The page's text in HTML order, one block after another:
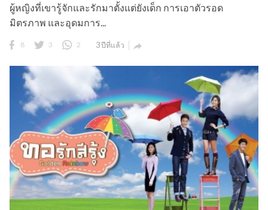
ซีรี่ย์เกาหลี ทอรักสีรุ้ง Golden Rainbow พากย์ไทย
EP.1-41 จบ
เรื่องย่อ : ทอรักสีรุ้ง Golden Rainbow พากย์ไทย เด็กกำพร้า 7
คน อาศัยอยู่ด้วยกันด้วยความรักความห่วงใยที่แน่นแฟ้นยิ่ง